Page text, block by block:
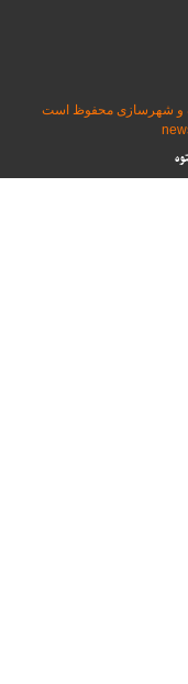
و شهرسازی محفوظ است